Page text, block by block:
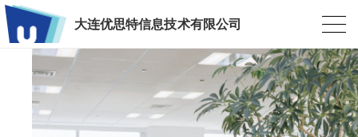
大连优思特信息技术有限公司